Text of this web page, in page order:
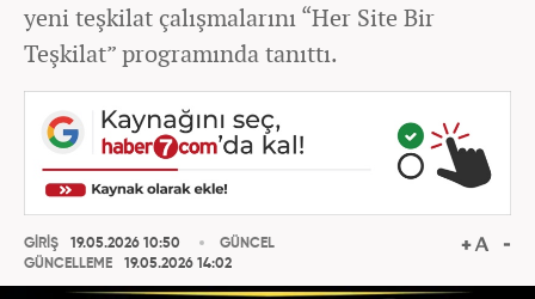
yeni teşkilat çalışmalarını “Her Site Bir
Teşkilat” programında tanıttı.
GİRİŞ
19.05.2026 10:50
GÜNCELLEME
19.05.2026 14:02
GÜNCEL